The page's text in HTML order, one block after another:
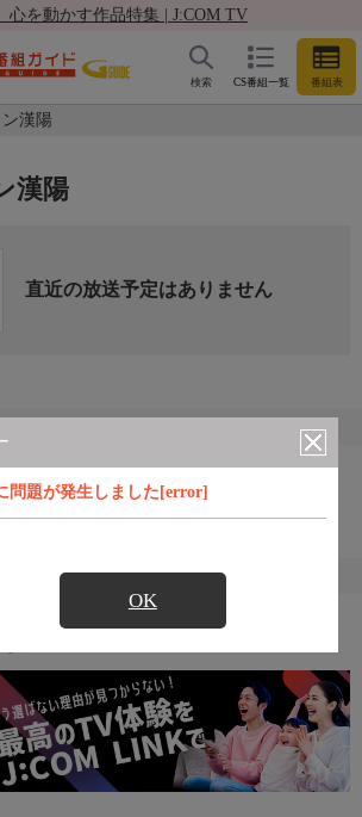
心を動かす作品特集 | J:COM TV
CS番組一覧 番組表
検索
漢陽
問題が発生しました[error]
OK
漢陽
直近の放送予定はありません
すすめ番組
情報